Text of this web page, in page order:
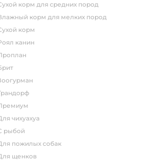
сухой корм для средних пород
влажный корм для мелких пород
сухой корм
роял канин
проплан
брит
зоогурман
грандорф
премиум
для чихуахуа
с рыбой
для пожилых собак
для щенков